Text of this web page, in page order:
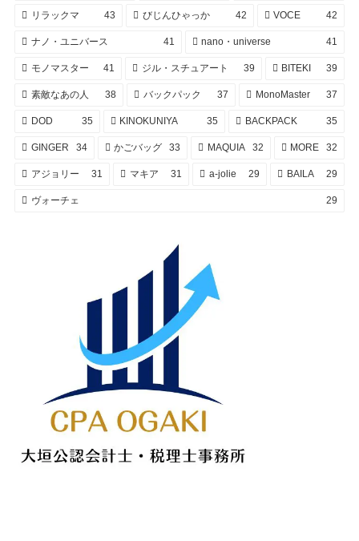
リラックマ 43 びじんひゃっか 42 VOCE 42
ナノ・ユニバース 41 nano・universe 41
モノマスター 41 ジル・スチュアート 39 BITEKI 39
素敵なあの人 38 バックパック 37 MonoMaster 37
DOD 35 KINOKUNIYA 35 BACKPACK 35
GINGER 34 かごバッグ 33 MAQUIA 32 MORE 32
アジョリー 31 マキア 31 a-jolie 29 BAILA 29
ヴォーチェ 29